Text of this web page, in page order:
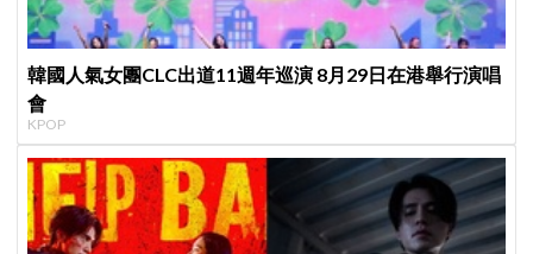
韓國人氣女團CLC出道11週年巡演 8月29日在港舉行演唱
會
KPOP